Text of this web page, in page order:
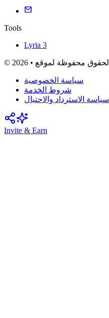
Tools
Lyria 3
سياسة الخصوصية
شروط الخدمة
سياسة الاسترداد والاحتيال
Invite & Earn